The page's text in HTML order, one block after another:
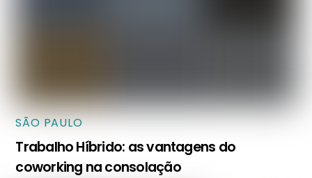
SÃO PAULO
Trabalho Híbrido: as vantagens do
coworking na consolação